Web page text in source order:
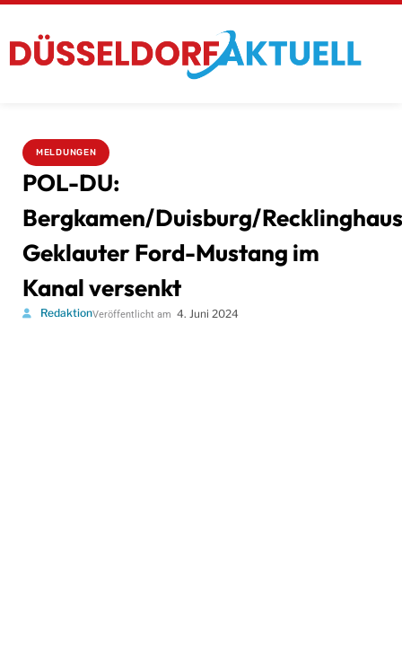
MELDUNGEN
POL-DU:
Bergkamen/Duisburg/
Geklauter Ford-Mustang im
Kanal versenkt
RedaktionVeröffentlicht am 4. Juni 2024